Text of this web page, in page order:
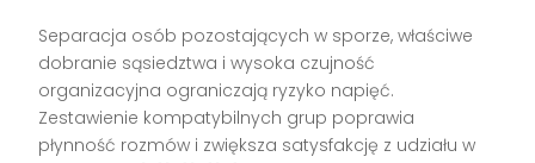
Separacja osób pozostających w sporze, właściwe
dobranie sąsiedztwa i wysoka czujność
organizacyjna ograniczają ryzyko napięć.
Zestawienie kompatybilnych grup poprawia
płynność rozmów i zwiększa satysfakcję z udziału w